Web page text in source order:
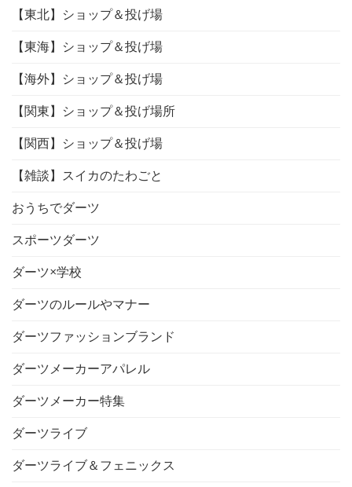
【東北】ショップ＆投げ場
【東海】ショップ＆投げ場
【海外】ショップ＆投げ場
【関東】ショップ＆投げ場所
【関西】ショップ＆投げ場
【雑談】スイカのたわごと
おうちでダーツ
スポーツダーツ
ダーツ×学校
ダーツのルールやマナー
ダーツファッションブランド
ダーツメーカーアパレル
ダーツメーカー特集
ダーツライブ
ダーツライブ＆フェニックス